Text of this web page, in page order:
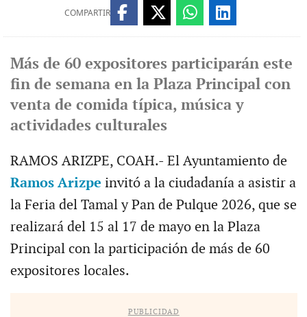
COMPARTIR
Más de 60 expositores participarán este
fin de semana en la Plaza Principal con
venta de comida típica, música y
actividades culturales
RAMOS ARIZPE, COAH.- El Ayuntamiento de
Ramos Arizpe invitó a la ciudadanía a asistir a
la Feria del Tamal y Pan de Pulque 2026, que se
realizará del 15 al 17 de mayo en la Plaza
Principal con la participación de más de 60
expositores locales.
PUBLICIDAD